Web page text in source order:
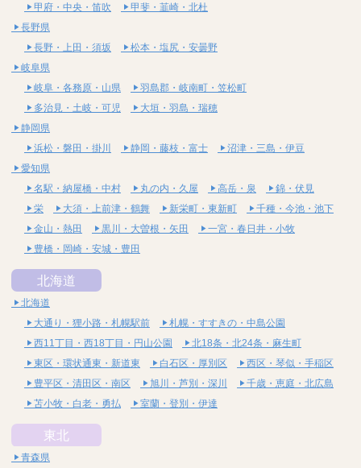
甲府・中央・笛吹
甲斐・韮崎・北杜
長野県
長野・上田・須坂
松本・塩尻・安曇野
岐阜県
岐阜・各務原・山県
羽島郡・岐南町・笠松町
多治見・土岐・可児
大垣・羽島・瑞穂
静岡県
浜松・磐田・掛川
静岡・藤枝・富士
沼津・三島・伊豆
愛知県
名駅・納屋橋・中村
丸の内・久屋 高岳・泉
錦・伏見
栄
大須・上前津・鶴舞 新栄町・東新町
千種・今池・池下
金山・熱田
黒川・大曽根・矢田
一宮・春日井・小牧
豊橋・岡崎・安城・豊田
北海道
北海道
大通り・狸小路・札幌駅前
札幌・すすきの・中島公園
西11丁目・西18丁目・円山公園
北18条・北24条・麻生町
東区・環状通東・新道東
白石区・厚別区
西区・琴似・手稲区
豊平区・清田区・南区
旭川・芦別・深川
千歳・恵庭・北広島
苫小牧・白老・勇払
室蘭・登別・伊達
東北
青森県